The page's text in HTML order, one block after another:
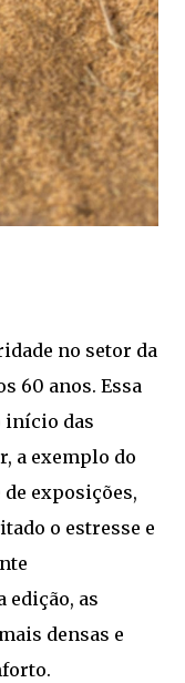
no setor da
60 anos. Essa
início das
a exemplo do
exposições,
o estresse e
edição, as
densas e